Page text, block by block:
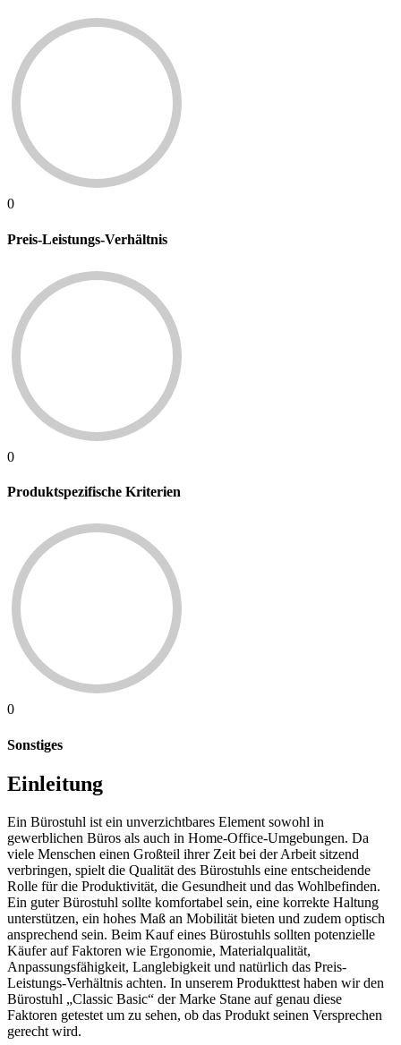
0
Preis-Leistungs-Verhältnis
0
Produktspezifische Kriterien
0
Sonstiges
Einleitung
Ein Bürostuhl ist ein unverzichtbares Element sowohl in
gewerblichen Büros als auch in Home-Office-Umgebungen. Da
viele Menschen einen Großteil ihrer Zeit bei der Arbeit sitzend
verbringen, spielt die Qualität des Bürostuhls eine entscheidende
Rolle für die Produktivität, die Gesundheit und das Wohlbefinden.
Ein guter Bürostuhl sollte komfortabel sein, eine korrekte Haltung
unterstützen, ein hohes Maß an Mobilität bieten und zudem optisch
ansprechend sein. Beim Kauf eines Bürostuhls sollten potenzielle
Käufer auf Faktoren wie Ergonomie, Materialqualität,
Anpassungsfähigkeit, Langlebigkeit und natürlich das Preis-
Leistungs-Verhältnis achten. In unserem Produkttest haben wir den
Bürostuhl „Classic Basic“ der Marke Stane auf genau diese
Faktoren getestet um zu sehen, ob das Produkt seinen Versprechen
gerecht wird.